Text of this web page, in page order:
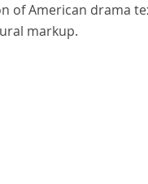
of American drama
markup.